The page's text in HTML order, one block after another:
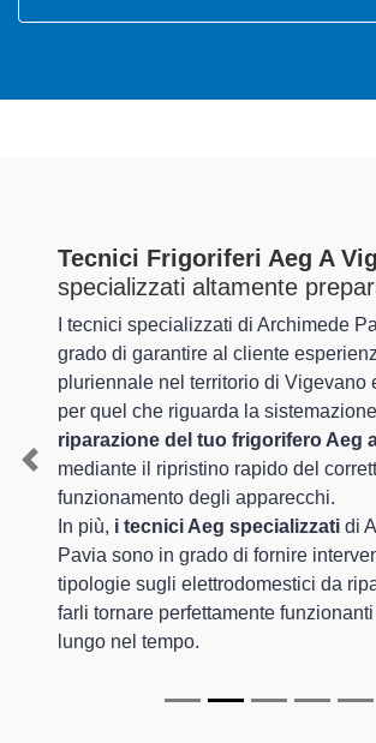
Tecnici Frigoriferi Aeg A
specializzati altamente
I tecnici specializzati di Archimede
grado di garantire al cliente
pluriennale nel territorio di Vigevano
per quel che riguarda la
riparazione del tuo frigorifero Aeg
mediante il ripristino rapido del
funzionamento degli apparecchi.
In più, i tecnici Aeg specializzati di
Pavia sono in grado di fornire
tipologie sugli elettrodomestici da
farli tornare perfettamente
lungo nel tempo.
Previous